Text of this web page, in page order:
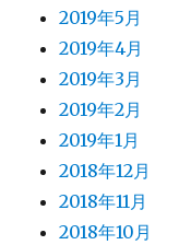
2019年5月
2019年4月
2019年3月
2019年2月
2019年1月
2018年12月
2018年11月
2018年10月